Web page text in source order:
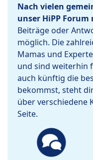
Nach vielen
unser HiPP
Beiträge oder
möglich. Die
Mamas und
und sind weiterhin
auch künftig die
bekommst, steht
über verschiedene
Seite.